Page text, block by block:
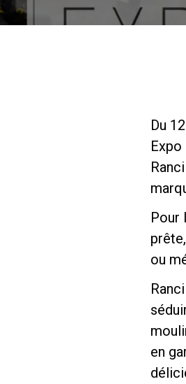
Du
Pour
ou
en